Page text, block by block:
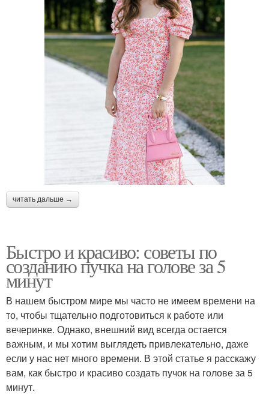
читать дальше →
Быстро и красиво: советы по
созданию пучка на голове за 5
минут
В нашем быстром мире мы часто не имеем времени на
то, чтобы тщательно подготовиться к работе или
вечеринке. Однако, внешний вид всегда остается
важным, и мы хотим выглядеть привлекательно, даже
если у нас нет много времени. В этой статье я расскажу
вам, как быстро и красиво создать пучок на голове за 5
минут.